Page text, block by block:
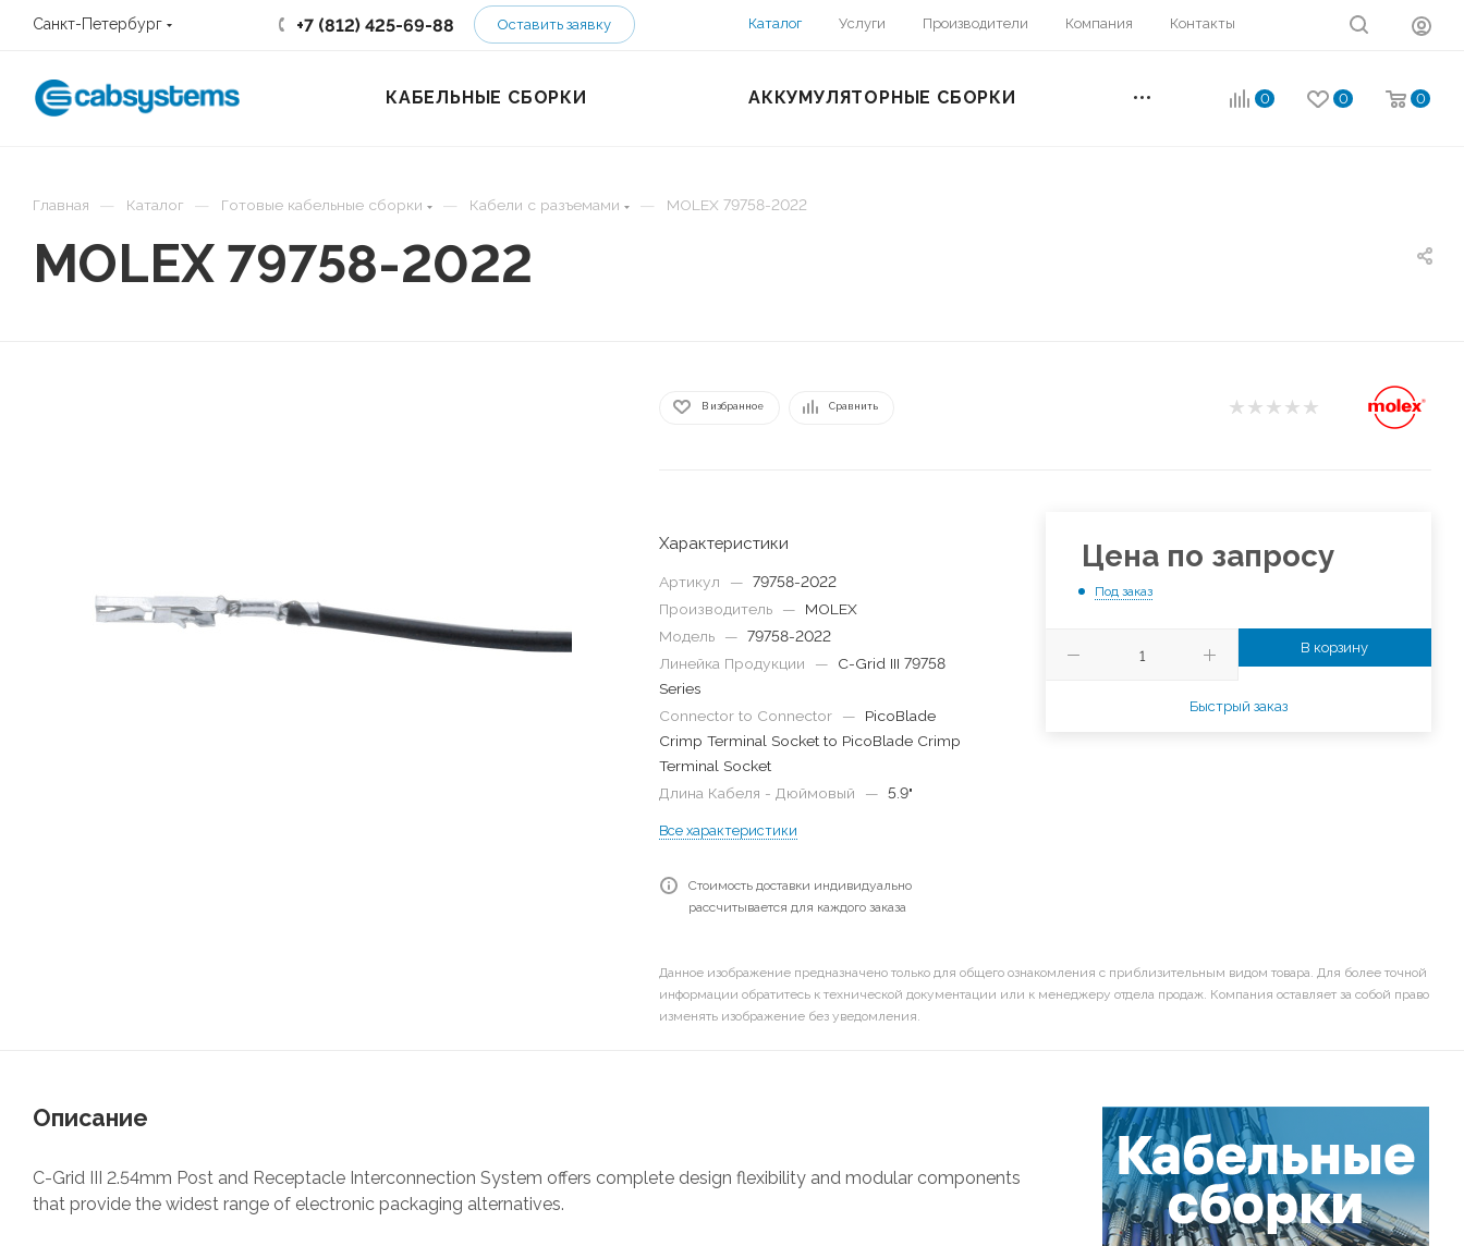
Санкт-Петербург +7 (812) 425-69-88 Оставить заявку Каталог Услуги Производители Компания Контакты
0 0 0
КАБЕЛЬНЫЕ СБОРКИ АККУМУЛЯТОРНЫЕ СБОРКИ
Главная — Каталог — Готовые кабельные сборки — Кабели с разъемами — MOLEX 79758-2022
MOLEX 79758-2022
В избранное Сравнить
Характеристики
Артикул — 79758-2022
Производитель
—
MOLEX
Модель
— 79758-2022
Линейка Продукции
—
C-Grid III 79758
Series
Connector to Connector
—
PicoBlade
Crimp Terminal Socket to PicoBlade Crimp
Terminal Socket
Длина Кабеля - Дюймовый
— 5.9"
Все характеристики
Стоимость доставки индивидуально
рассчитывается для каждого заказа
Цена по запросу
Под заказ
В корзину
Быстрый заказ
Данное изображение предназначено только для общего ознакомления с приблизительным видом товара. Для более точной
информации обратитесь к технической документации или к менеджеру отдела продаж. Компания оставляет за собой право
изменять изображение без уведомления.
Описание
C-Grid III 2.54mm Post and Receptacle Interconnection System offers complete design flexibility and modular components
that provide the widest range of electronic packaging alternatives.